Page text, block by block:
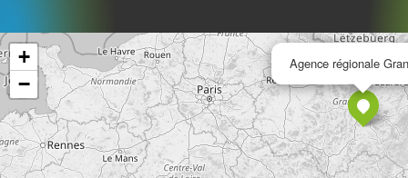
Agence régionale
+
−